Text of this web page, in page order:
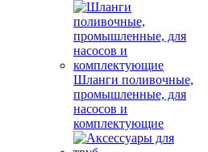
Шланги поливочные,
промышленные, для
насосов и
комплектующие